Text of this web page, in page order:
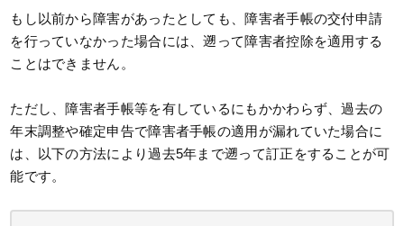
もし以前から障害があったとしても、障害者手帳の交付申請
を行っていなかった場合には、遡って障害者控除を適用する
ことはできません。
ただし、障害者手帳等を有しているにもかかわらず、過去の
年末調整や確定申告で障害者手帳の適用が漏れていた場合に
は、以下の方法により過去5年まで遡って訂正をすることが可
能です。